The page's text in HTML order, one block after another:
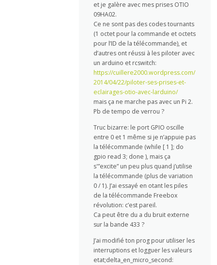
et je galère avec mes prises OTIO
09HA02.
Ce ne sont pas des codes tournants
(1 octet pour la commande et octets
pour l’ID de la télécommande), et
d’autres ont réussi à les piloter avec
un arduino et rcswitch:
https://cuillere2000.wordpress.com/
2014/04/22/piloter-ses-prises-et-
eclairages-otio-avec-larduino/
mais ça ne marche pas avec un Pi 2.
Pb de tempo de verrou ?
Truc bizarre: le port GPIO oscille
entre 0 et 1 même si je n’appuie pas
la télécommande (while [ 1 ]; do
gpio read 3; done ), mais ça
s'”excite” un peu plus quand j’utilise
la télécommande (plus de variation
0 / 1). J’ai essayé en otant les piles
de la télécommande Freebox
révolution: c’est pareil.
Ca peut être du a du bruit externe
sur la bande 433 ?
J’ai modifié ton prog pour utiliser les
interruptions et logguer les valeurs
etat;delta_en_micro_second: